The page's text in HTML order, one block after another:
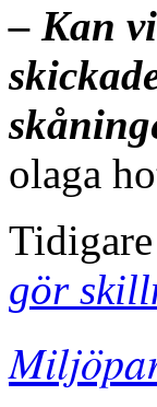
– Kan
olaga
gör